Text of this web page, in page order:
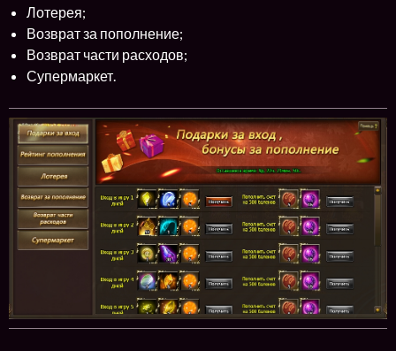
Лотерея;
Возврат за пополнение;
Возврат части расходов;
Супермаркет.